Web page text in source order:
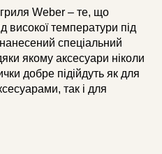
гриля Weber – те, що
високої температури під
спеціальний
якому аксесуари ніколи
добре підійдуть як для
так і для